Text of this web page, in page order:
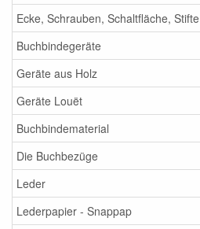
Ecke, Schrauben, Schaltfläche, Stifte
Buchbindegeräte
Geräte aus Holz
Geräte Louët
Buchbindematerial
Die Buchbezüge
Leder
Lederpapier - Snappap